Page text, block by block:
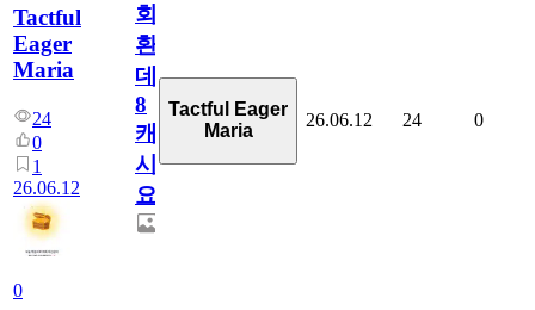
Tactful
Eager
Maria
24
0
1
26.06.12
0
회
환
데
8
캐
시
요??
Tactful Eager
Maria
26.06.12 24 0